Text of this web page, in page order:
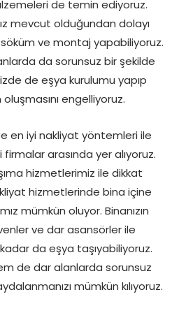
de temin ediyoruz.
mevcut olduğundan dolayı
ve montaj yapabiliyoruz.
da sorunsuz bir şekilde
de eşya kurulumu yapıp
engelliyoruz.
en iyi nakliyat yöntemleri ile
arasında yer alıyoruz.
hizmetlerimiz ile dikkat
hizmetlerinde bina içine
mümkün oluyor. Binanızın
ve dar asansörler ile
da eşya taşıyabiliyoruz.
de dar alanlarda sorunsuz
mümkün kılıyoruz.